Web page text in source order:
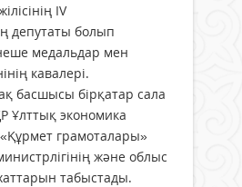
IV
болып
медальдар мен
кавалері.
басшысы бірқатар сала
Ұлттық экономика
«Құрмет грамоталары»
және облыс
табыстады.